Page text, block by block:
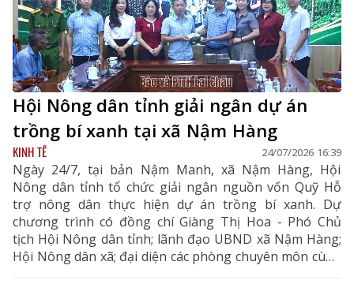
Hội Nông dân tỉnh giải ngân dự án
trồng bí xanh tại xã Nậm Hàng
KINH TẾ 24/07/2026 16:39
Ngày 24/7, tại bản Nậm Manh, xã Nậm Hàng, Hội
Nông dân tỉnh tổ chức giải ngân nguồn vốn Quỹ Hỗ
trợ nông dân thực hiện dự án trồng bí xanh. Dự
chương trình có đồng chí Giàng Thị Hoa - Phó Chủ
tịch Hội Nông dân tỉnh; lãnh đạo UBND xã Nậm Hàng;
Hội Nông dân xã; đại diện các phòng chuyên môn cùng
các hội viên nông dân tham gia dự án.